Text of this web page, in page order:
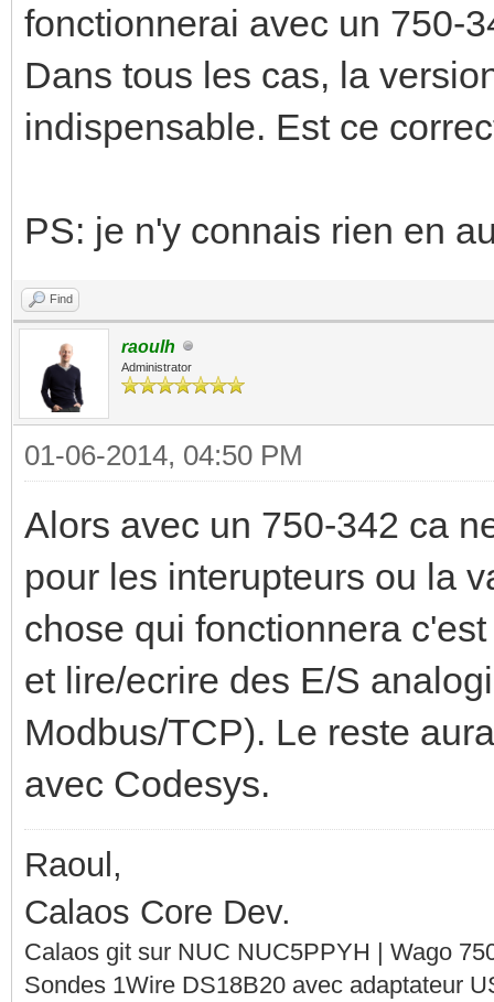
fonctionnerai avec un 750-
Dans tous les cas, la
indispensable. Est ce
PS: je n'y connais rien en
Find
raoulh
Administrator
01-06-2014, 04:50 PM
Alors avec un 750-342 ca
pour les interupteurs ou la
chose qui fonctionnera
et lire/ecrire des E/S
Modbus/TCP). Le reste
avec Codesys.
Raoul,
Calaos Core Dev.
Calaos git sur NUC NUC5PPYH | Wago
Sondes 1Wire DS18B20 avec adaptateur